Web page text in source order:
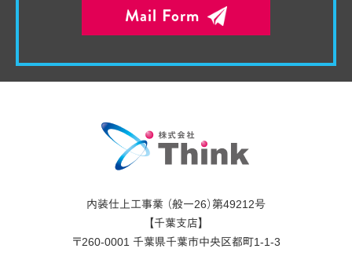
Mail Form
内装仕上工事業 （般一26）第49212号
【千葉支店】
〒260-0001 千葉県千葉市中央区都町1-1-3